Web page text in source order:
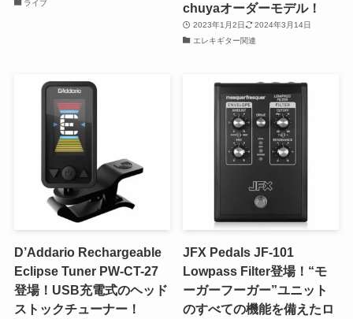
ライブ
chuyaオーダーモデル！
2023年1月2日
2024年3月14日
エレキギター関連
D’Addario Rechargeable
Eclipse Tuner PW-CT-27
登場！USB充電式のヘッド
ストックチューナー！
JFX Pedals JF-101
Lowpass Filter登場！“モ
ーガーフーガー”ユニット
のすべての機能を備えたロ